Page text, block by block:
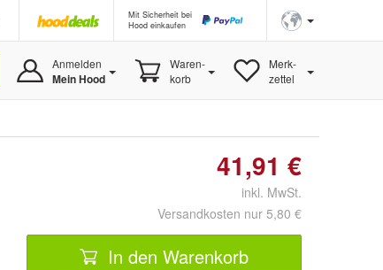
Mit Sicherheit bei
Hood einkaufen
Anmelden
Mein Hood
Waren-
korb
Merk-
zettel
41,91 €
inkl. MwSt.
Versandkosten nur 5,80 €
In den Warenkorb